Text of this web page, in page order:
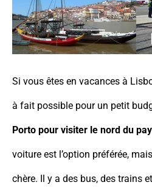
Si vous êtes en vacances à
à fait possible pour un petit
Porto pour visiter le nord du
voiture est l’option préférée,
chère. Il y a des bus, des trains